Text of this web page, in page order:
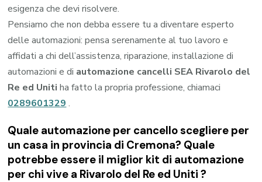
esigenza che devi risolvere.
Pensiamo che non debba essere tu a diventare esperto
delle automazioni: pensa serenamente al tuo lavoro e
affidati a chi dell’assistenza, riparazione, installazione di
automazioni e di automazione cancelli SEA Rivarolo del
Re ed Uniti ha fatto la propria professione, chiamaci
0289601329 .
Quale automazione per cancello scegliere per
un casa in provincia di Cremona? Quale
potrebbe essere il miglior kit di automazione
per chi vive a Rivarolo del Re ed Uniti ?